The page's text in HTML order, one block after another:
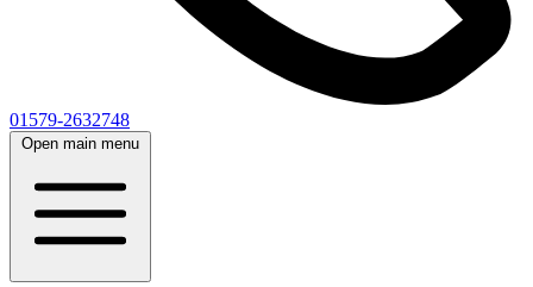
01579-2632748
Open main menu